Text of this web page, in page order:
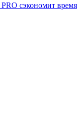
сэкономит время